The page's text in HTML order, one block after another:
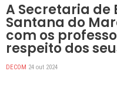
A Secretaria de
Santana do
com os
respeito dos
DECOM 24 out 2024